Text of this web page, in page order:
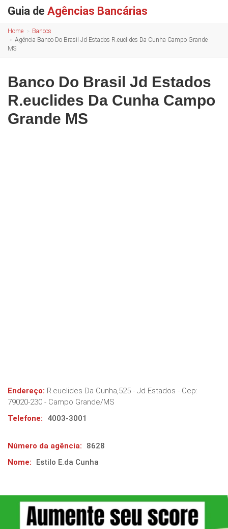
Guia de Agências Bancárias
Home
Bancos
Agência Banco Do Brasil Jd Estados R.euclides Da Cunha Campo Grande
MS
Banco Do Brasil Jd Estados
R.euclides Da Cunha Campo
Grande MS
Endereço: R.euclides Da Cunha,525 - Jd Estados - Cep:
79020-230 - Campo Grande/MS
Telefone:
4003-3001
Número da agência:
8628
Nome:
Estilo E.da Cunha